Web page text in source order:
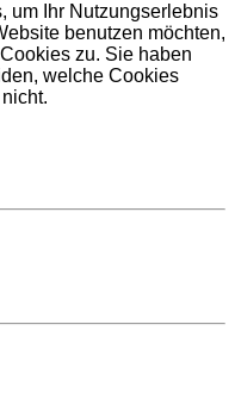
um Ihr Nutzungserlebnis
benutzen möchten,
zu. Sie haben
welche Cookies